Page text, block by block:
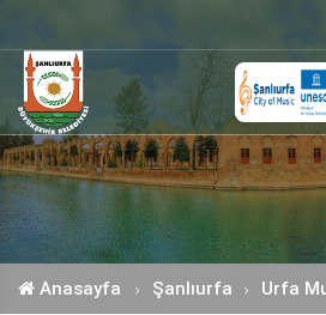
Anasayfa Şanlıurfa Urfa